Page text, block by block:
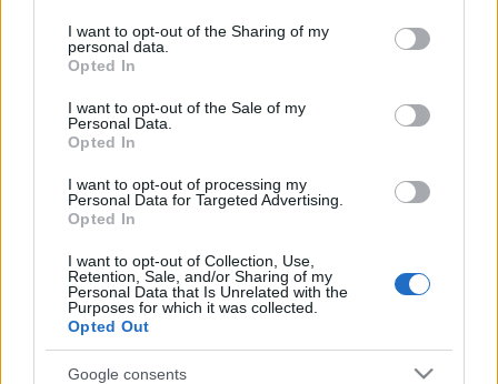
not limited to your visit or usage behaviour. You may click to
grant or deny consent to Google and its third-party tags to
use your data for below specified purposes in below Google
consent section.
I want to opt-out of the Sharing of my
personal data.
Opted In
I want to opt-out of the Sale of my
Personal Data.
Opted In
I want to opt-out of processing my
Personal Data for Targeted Advertising.
Opted In
I want to opt-out of Collection, Use,
Retention, Sale, and/or Sharing of my
Personal Data that Is Unrelated with the
Purposes for which it was collected.
Opted Out
Google consents
Koldusgyerek xxx
Joe bácsi, Mr. Ortle:
Temetkezési vállalkozó, Mr. Crumb:
Mosónő:Koncz Eszter
Iskolamester, Kapitány, Jonathan:
Benczédi Sándor
Petőfi-díjas
Peter: Subi Zoltán
Belinda:Főző Ditta
Martha:Koblicska Lőte
Schultz:
Szűcs László
Valamint:
Táncosok, gyerekszereplők
Zenei vezető:Lázár Zsigmond
Díszlettervező:Götz Béla